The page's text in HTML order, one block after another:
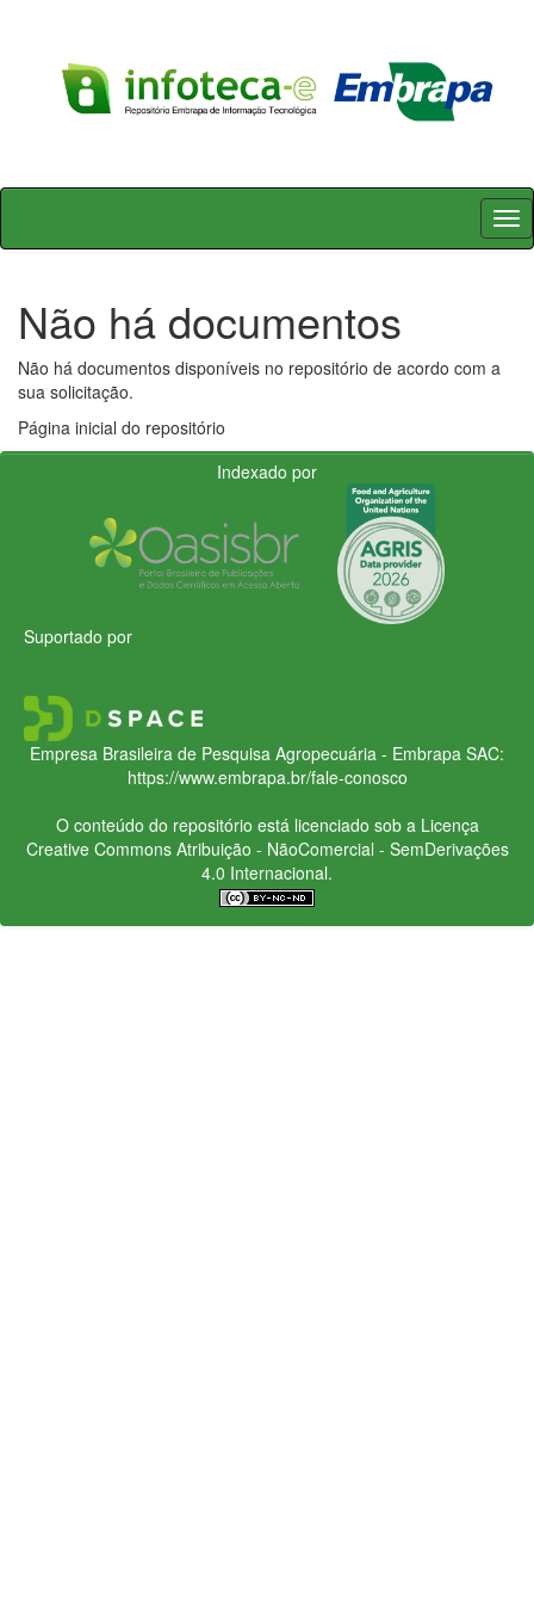
Skip
Não há documentos
Não há documentos disponíveis no repositório de acordo com a
sua solicitação.
Página inicial do repositório
Indexado por
Suportado por
Empresa Brasileira de Pesquisa Agropecuária - Embrapa SAC:
https://www.embrapa.br/fale-conosco
O conteúdo do repositório está licenciado sob a Licença
Creative CommonsAtribuição - NãoComercial - SemDerivações
4.0 Internacional.